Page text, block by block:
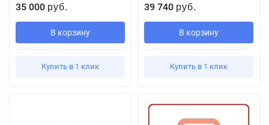
35 000 руб.
В корзину
Купить в 1 клик
39 740 руб.
В корзину
Купить в 1 клик